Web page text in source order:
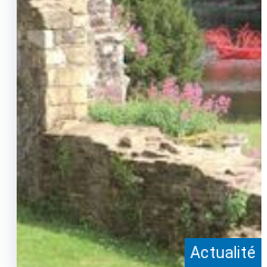
Actualité